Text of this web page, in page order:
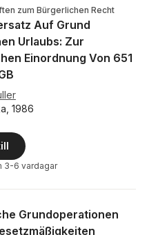
zum Bürgerlichen Recht
Auf Grund
Urlaubs: Zur
Einordnung Von 651
1986
3-6 vardagar
Grundoperationen